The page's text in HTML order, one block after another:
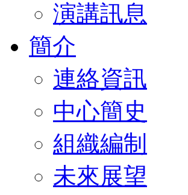
演講訊息
簡介
連絡資訊
中心簡史
組織編制
未來展望